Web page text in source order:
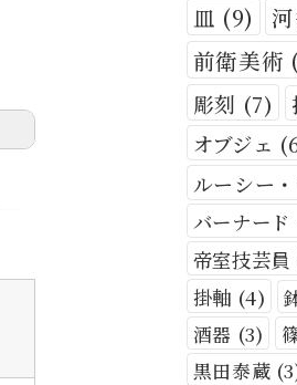
皿 (9)
前衛美術
彫刻 (7)
オブジェ
ルーシー
バーナード
帝室技芸員
掛軸 (4)
酒器 (3)
黒田泰蔵